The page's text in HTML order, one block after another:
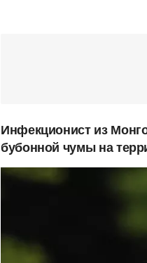
Инфекционист из
бубонной чумы на